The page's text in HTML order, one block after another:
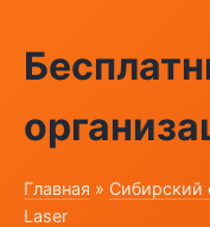
Главная » Сибирский
Laser